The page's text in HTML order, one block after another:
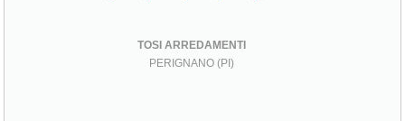
TOSI ARREDAMENTI
PERIGNANO (PI)